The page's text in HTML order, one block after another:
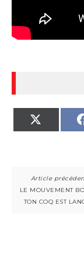
(TWITTER)
LE MOUVEMENT
TON COQ EST